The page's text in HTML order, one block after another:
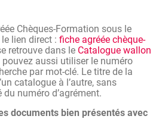
Word, Outlook, Excel et
de :
grâce à une utilisation plus
logiciels
dans l'utilisation de leurs
d'organisation pertinents en
Chèques-Formation sous le
lien direct : fiche agréée chèque-
retrouve dans le Catalogue wallon
pouvez aussi utiliser le numéro
par mot-clé. Le titre de la
catalogue à l’autre, sans
numéro d’agrément.
documents bien présentés avec